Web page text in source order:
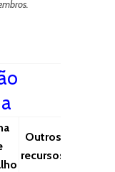
Outros
recursos